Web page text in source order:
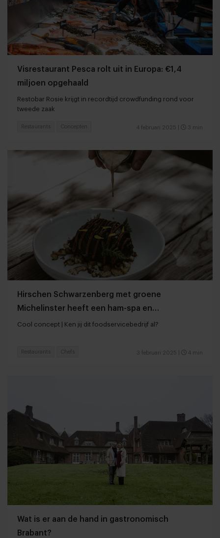
Visrestaurant Pesca rolt uit in Europa: €1,4
miljoen opgehaald
Restobar Rosie krijgt in recordtijd crowdfunding rond voor
tweede zaak
4 februari 2025 3 min
Restaurants Concepten
Hirschen Schwarzenberg met groene
Michelinster heeft een ham-spa en
fermentatielab
Cool concept | Ken jij dit foodservicebedrijf al?
3 februari 2025 4 min
Restaurants Chefs
Wat is er aan de hand in gastronomisch
Brabant?